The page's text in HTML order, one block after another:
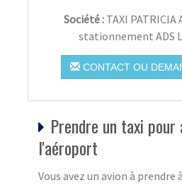
Société : TAXI
stationnement ADS
CONTACT OU
Prendre un taxi
l'aéroport
Vous avez un avion à prendre